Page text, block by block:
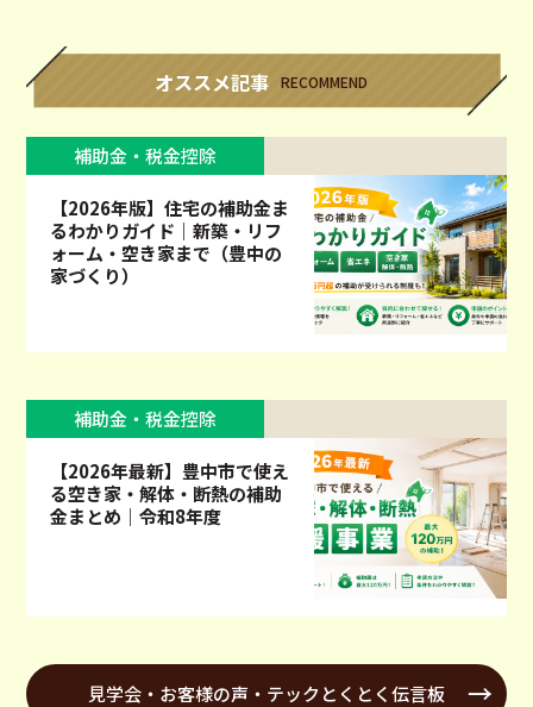
オススメ記事 RECOMMEND
補助金・税金控除
【2026年版】住宅の補助金ま
るわかりガイド｜新築・リフ
ォーム・空き家まで（豊中の
家づくり）
補助金・税金控除
【2026年最新】豊中市で使え
る空き家・解体・断熱の補助
金まとめ｜令和8年度
見学会・お客様の声・テックとくとく伝言板